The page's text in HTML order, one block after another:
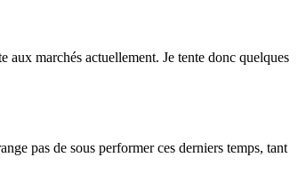
aux marchés actuellement. Je tente donc quelques
pas de sous performer ces derniers temps, tant